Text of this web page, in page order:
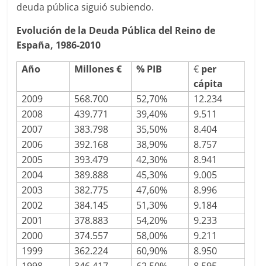
deuda pública siguió subiendo.
Evolución de la Deuda Pública del Reino de
España, 1986-2010
Año
Millones € % PIB € per
cápita
2009
568.700 52,70%
12.234
2008
439.771 39,40%
9.511
2007
383.798 35,50%
8.404
2006
392.168 38,90%
8.757
2005
393.479 42,30%
8.941
2004
389.888 45,30%
9.005
2003
382.775 47,60%
8.996
2002
384.145 51,30%
9.184
2001
378.883 54,20%
9.233
2000
374.557 58,00%
9.211
1999
362.224 60,90%
8.950